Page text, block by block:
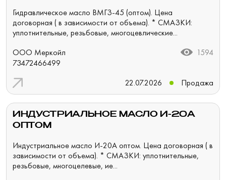
Гидравлическое масло ВМГЗ-45 (оптом). Цена
договорная ( в зависимости от объема). * СМАЗКИ:
уплотнительные, резьбовые, многоцевлические...
ООО Меркойл
73472466499
1594
22.07.2026 Продажа
ИНДУСТРИАЛЬНОЕ МАСЛО И-20А
ОПТОМ
Индустриальное масло И-20А оптом. Цена договорная ( в
зависимости от объема). * СМАЗКИ: уплотнительные,
резьбовые, многоцелевые, ие...